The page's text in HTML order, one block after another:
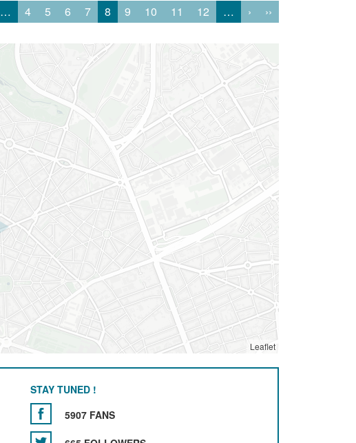
… 4 5 6 7 8 9 10 11 12 … › ››
Leaflet
STAY TUNED !
5907 FANS